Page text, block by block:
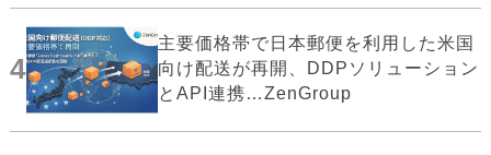
4
主要価格帯で日本郵便を利用した米国
向け配送が再開、DDPソリューション
とAPI連携…ZenGroup